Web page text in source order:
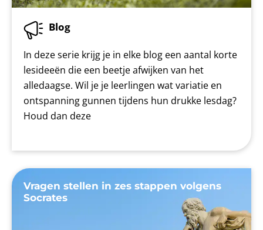
Blog
In deze serie krijg je in elke blog een aantal korte
lesideeën die een beetje afwijken van het
alledaagse. Wil je je leerlingen wat variatie en
ontspanning gunnen tijdens hun drukke lesdag?
Houd dan deze
Vragen stellen in zes stappen volgens
Socrates